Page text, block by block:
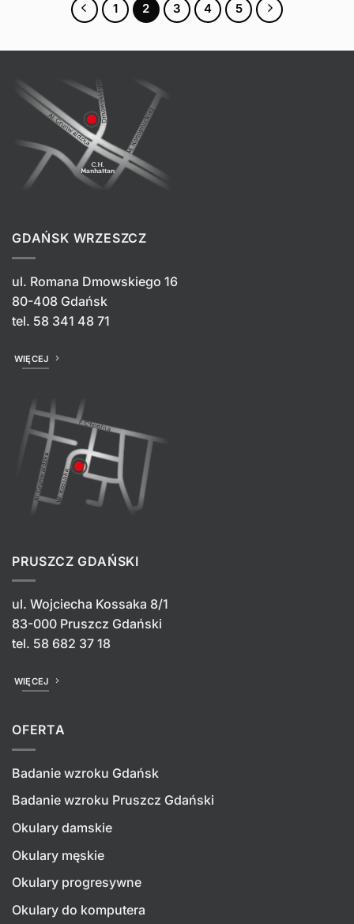
1 2 3 4 5
GDAŃSK WRZESZCZ
ul. Romana Dmowskiego 16
80-408 Gdańsk
tel. 58 341 48 71
WIĘCEJ
PRUSZCZ GDAŃSKI
ul. Wojciecha Kossaka 8/1
83-000 Pruszcz Gdański
tel. 58 682 37 18
WIĘCEJ
OFERTA
Badanie wzroku Gdańsk
Badanie wzroku Pruszcz Gdański
Okulary damskie
Okulary męskie
Okulary progresywne
Okulary do komputera